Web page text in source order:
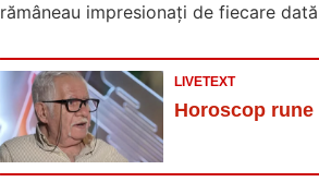
rămâneau impresionați de fiecare
LIVETEXT
Horoscop rune